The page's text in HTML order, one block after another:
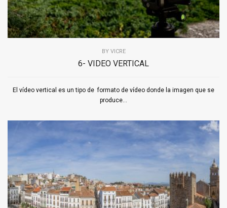
BY VICRE
6- VIDEO VERTICAL
El vídeo vertical es un tipo de formato de vídeo donde la imagen que se
produce...